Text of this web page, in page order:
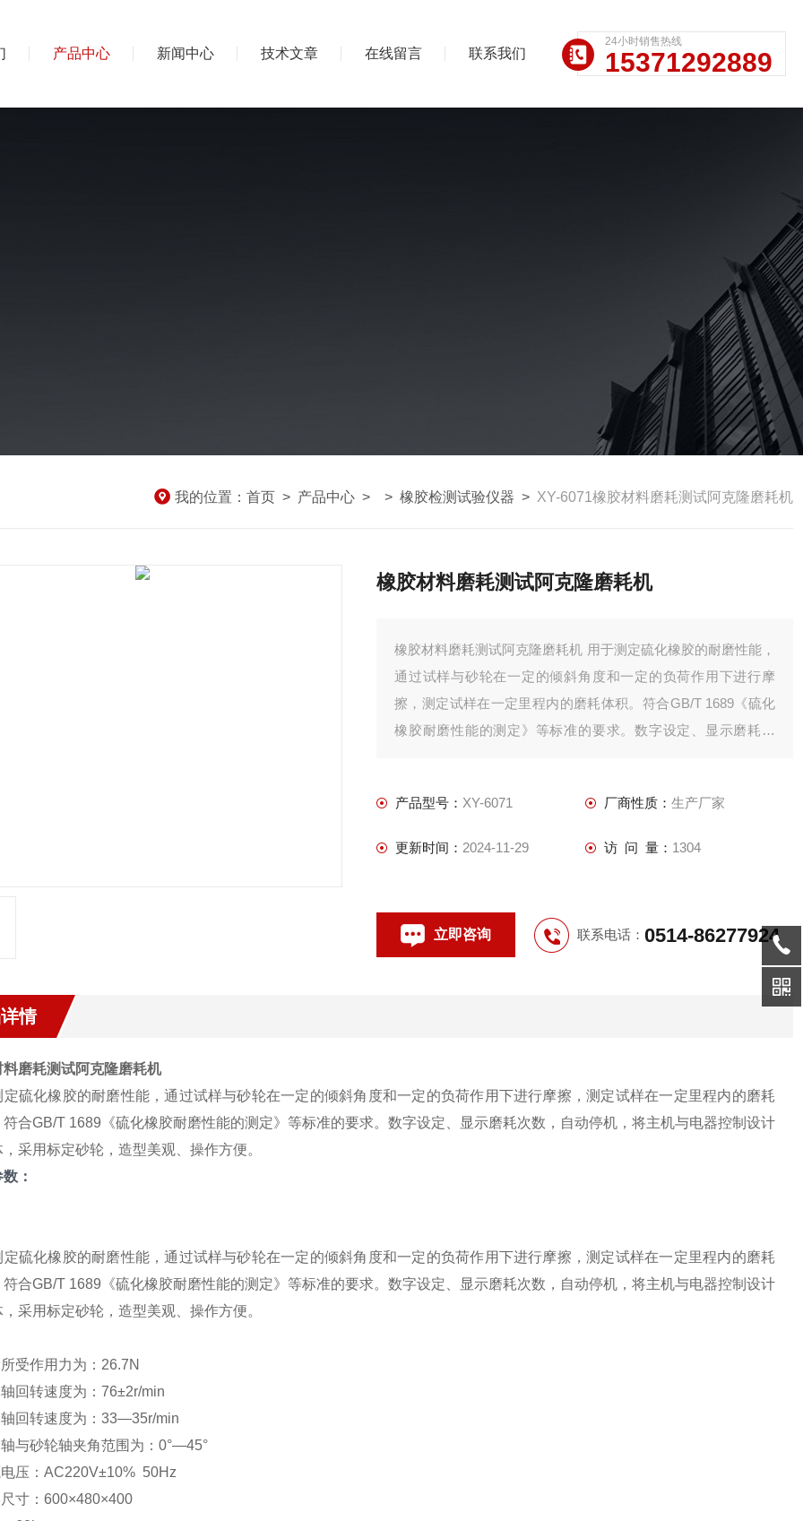
产品中心 新闻中心 技术文章 在线留言 联系我们
24小时销售热线
15371292889
我的位置： 首页 > 产品中心 > > 橡胶检测试验仪器 > XY-6071橡胶材料磨耗测试阿克隆磨耗机
橡胶材料磨耗测试阿克隆磨耗机
橡胶材料磨耗测试阿克隆磨耗机 用于测定硫化橡胶的耐磨性能，
通过试样与砂轮在一定的倾斜角度和一定的负荷作用下进行摩
擦，测定试样在一定里程内的磨耗体积。符合GB/T 1689《硫化
橡胶耐磨性能的测定》等标准的要求。数字设定、显示磨耗次
产品型号： XY-6071 厂商性质： 生产厂家
更新时间： 2024-11-29 访 问 量： 1304
立即咨询 联系电话： 0514-86277924
情
料磨耗测试阿克隆磨耗机
定硫化橡胶的耐磨性能，通过试样与砂轮在一定的倾斜角度和一定的负荷作用下进行摩擦，测定试样在一定里程内的磨耗
符合GB/T 1689《硫化橡胶耐磨性能的测定》等标准的要求。数字设定、显示磨耗次数，自动停机，将主机与电器控制设计
采用标定砂轮，造型美观、操作方便。
：
定硫化橡胶的耐磨性能，通过试样与砂轮在一定的倾斜角度和一定的负荷作用下进行摩擦，测定试样在一定里程内的磨耗
符合GB/T 1689《硫化橡胶耐磨性能的测定》等标准的要求。数字设定、显示磨耗次数，自动停机，将主机与电器控制设计
采用标定砂轮，造型美观、操作方便。
受作用力为：26.7N
回转速度为：76±2r/min
回转速度为：33—35r/min
与砂轮轴夹角范围为：0°—45°
压：AC220V±10% 50Hz
寸：600×480×400